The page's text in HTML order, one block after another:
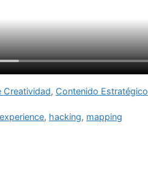
Creatividad, Contenido Estratégico
experience, hacking, mapping